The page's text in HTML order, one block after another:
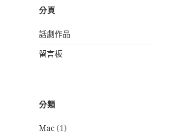
分頁
話劇作品
留言板
分類
Mac (1)